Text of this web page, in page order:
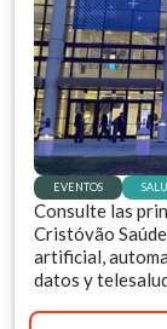
EVENTOS
Consulte las
Cristóvão
artificial,
datos y